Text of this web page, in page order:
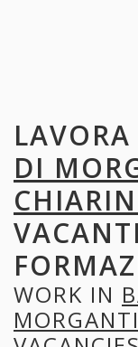
DI
WORK IN